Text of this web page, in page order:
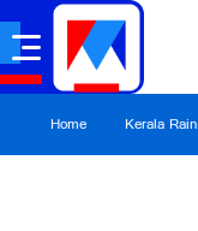
Home Kerala Rain